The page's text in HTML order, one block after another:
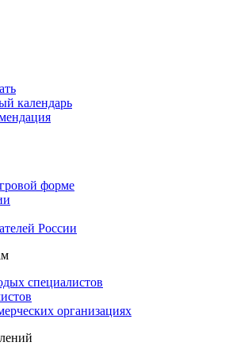
календарь
форме
России
специалистов
организациях